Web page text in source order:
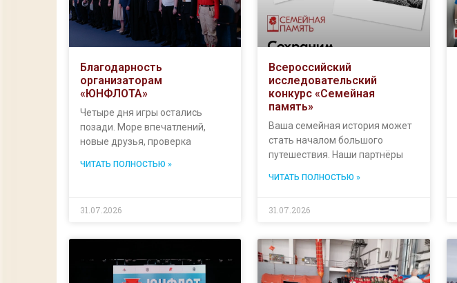
Благодарность
организаторам
«ЮНФЛОТА»
Четыре дня игры остались
позади. Море впечатлений,
новые друзья, проверка
ЧИТАТЬ ПОЛНОСТЬЮ »
31.07.2026
Всероссийский
исследовательский
конкурс «Семейная
память»
Ваша семейная история может
стать началом большого
путешествия. Наши партнёры
ЧИТАТЬ ПОЛНОСТЬЮ »
31.07.2026